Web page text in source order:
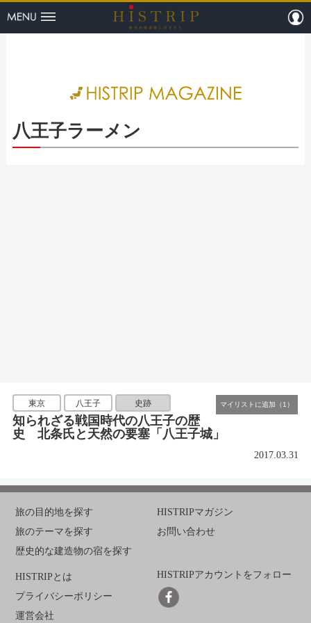
HISTRIP（
八王子ラーメン
東京 八王子 史跡
知られざる戦国時代の八王子の歴
史 北条氏と天然の要塞「八王子城」
2017.03.31
旅の目的地を探す
旅のテーマを探す
歴史的な建造物の宿を探す
HISTRIPマガジン
お問い合わせ
HISTRIPとは
プライバシーポリシー
運営会社
HISTRIPアカウントをフォロー